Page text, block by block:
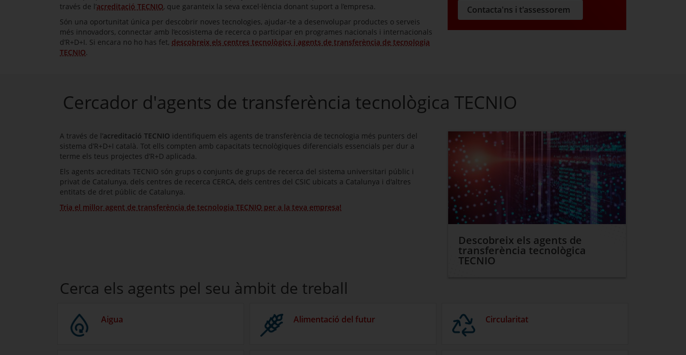
través de l’acreditació TECNIO, que garanteix la seva excel·lència donant suport a l’empresa.
Són una oportunitat única per descobrir noves tecnologies, ajudar-te a desenvolupar productes o serveis
més innovadors, connectar amb l’ecosistema de recerca o participar en programes nacionals i internacionals
d’R+D+I. Si encara no ho has fet, descobreix els centres tecnològics i agents de transferència de tecnologia
TECNIO.
Contacta'ns i t'assessorem
Cercador d'agents de transferència tecnològica TECNIO
A través de l’acreditació TECNIO identifiquem els agents de transferència de tecnologia més punters del
sistema d’R+D+I català. Tot ells compten amb capacitats tecnològiques diferencials essencials per dur a
terme els teus projectes d’R+D aplicada.
Els agents acreditats TECNIO són grups o conjunts de grups de recerca del sistema universitari públic i
privat de Catalunya, dels centres de recerca CERCA, dels centres del CSIC ubicats a Catalunya i d'altres
entitats de dret públic de Catalunya.
Tria el millor agent de transferència de tecnologia TECNIO per a la teva empresa!
Descobreix els agents de
transferència tecnològica
TECNIO
Cerca els agents pel seu àmbit de treball
Aigua Alimentació del futur Circularitat